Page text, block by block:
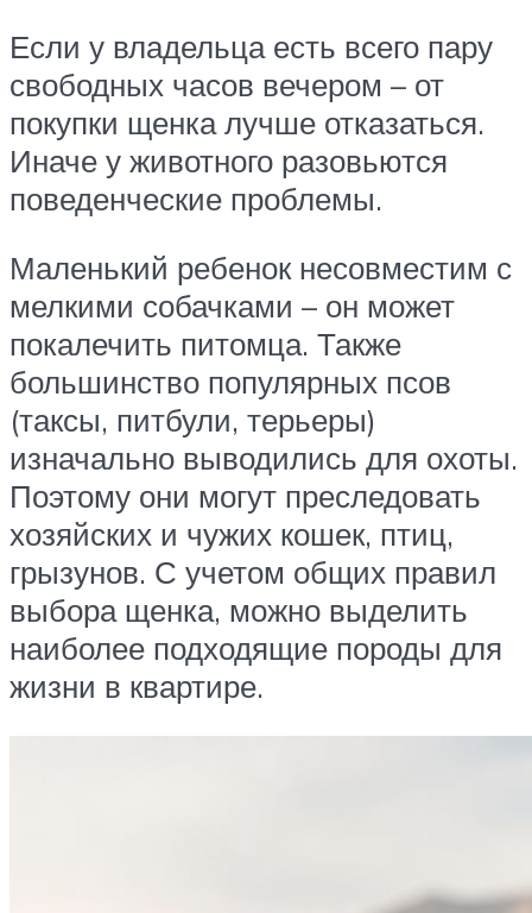
Если у владельца есть всего пару
свободных часов вечером – от
покупки щенка лучше отказаться.
Иначе у животного разовьются
поведенческие проблемы.
Маленький ребенок несовместим с
мелкими собачками – он может
покалечить питомца. Также
большинство популярных псов
(таксы, питбули, терьеры)
изначально выводились для охоты.
Поэтому они могут преследовать
хозяйских и чужих кошек, птиц,
грызунов. С учетом общих правил
выбора щенка, можно выделить
наиболее подходящие породы для
жизни в квартире.